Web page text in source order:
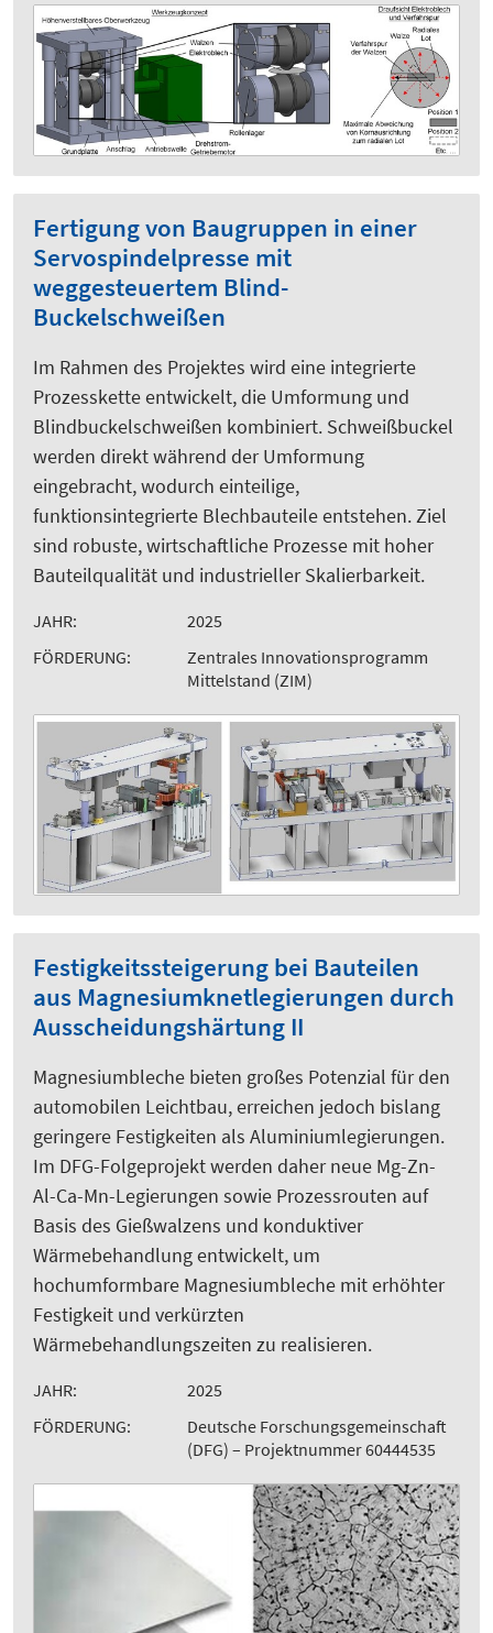
Fertigung von Baugruppen in einer
Servospindelpresse mit
weggesteuertem Blind-
Buckelschweißen
Im Rahmen des Projektes wird eine integrierte
Prozesskette entwickelt, die Umformung und
Blindbuckelschweißen kombiniert. Schweißbuckel
werden direkt während der Umformung
eingebracht, wodurch einteilige,
funktionsintegrierte Blechbauteile entstehen. Ziel
sind robuste, wirtschaftliche Prozesse mit hoher
Bauteilqualität und industrieller Skalierbarkeit.
JAHR:
2025
FÖRDERUNG:
Zentrales Innovationsprogramm
Mittelstand (ZIM)
Festigkeitssteigerung bei Bauteilen
aus Magnesiumknetlegierungen durch
Ausscheidungshärtung II
Magnesiumbleche bieten großes Potenzial für den
automobilen Leichtbau, erreichen jedoch bislang
geringere Festigkeiten als Aluminiumlegierungen.
Im DFG-Folgeprojekt werden daher neue Mg-Zn-
Al-Ca-Mn-Legierungen sowie Prozessrouten auf
Basis des Gießwalzens und konduktiver
Wärmebehandlung entwickelt, um
hochumformbare Magnesiumbleche mit erhöhter
Festigkeit und verkürzten
Wärmebehandlungszeiten zu realisieren.
JAHR:
2025
FÖRDERUNG:
Deutsche Forschungsgemeinschaft
(DFG) – Projektnummer 60444535